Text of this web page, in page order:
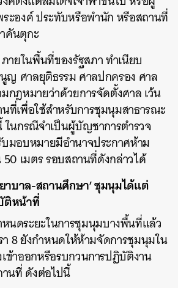
ระองค์ ประทับหรือพำนัก หรือสถานที่
คันตุกะ
ายในพื้นที่ของรัฐสภา ทำเนียบ
ญ ศาลยุติธรรม ศาลปกครอง ศาล
กฎหมายว่าด้วยการจัดตั้งศาล เว้น
ที่เพื่อใช้สำหรับการชุมนุมสาธารณะ
นกรณีจําเป็นผู้บัญชาการตํารวจ
มอบหมายมีอํานาจประกาศห้าม
เมตร รอบสถานที่ดังกล่าวได้
าบาล-สถานศึกษา’ ชุมนุมได้แต่
ติหน้าที่
นดระยะในการชุมนุมบางพื้นที่แล้ว
8 ยังกำหนดให้ห้ามจัดการชุมนุมใน
ข้าออกหรือรบกวนการปฏิบัติงาน
านที่ ดังต่อไปนี้